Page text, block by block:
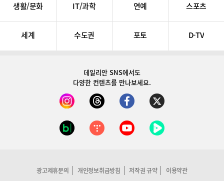
생활/문화 IT/과학 연예 스포츠
세계 수도권 포토 D-TV
데일리안 SNS에서도
다양한 컨텐츠를 만나보세요.
광고제휴문의 개인정보취급방침 저작권 규약 이용약관